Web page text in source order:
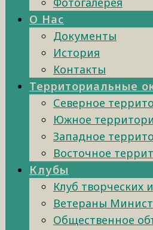
О Нас
Документы
История
Контакты
Территориальные
Северное
Южное
Западное
Восточное
Клубы
Клуб творческих
Ветераны
Общественное